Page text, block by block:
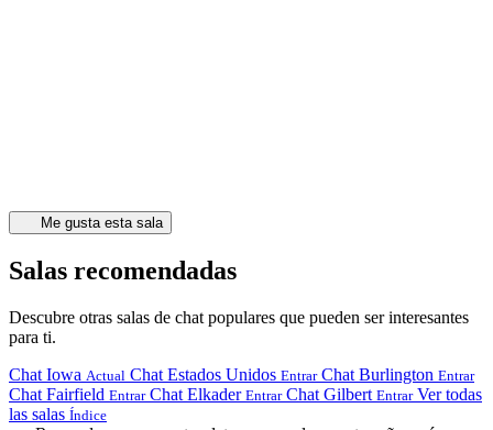
Me gusta esta sala
Salas recomendadas
Descubre otras salas de chat populares que pueden ser interesantes
para ti.
Chat Iowa Actual Chat Estados Unidos Entrar Chat Burlington Entrar
Chat Fairfield Entrar Chat Elkader Entrar Chat Gilbert Entrar Ver todas
las salas Índice